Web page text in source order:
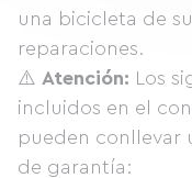
una bicicleta de
reparaciones.
⚠️ Atención: Los
incluidos en el
pueden conllevar
de garantía: